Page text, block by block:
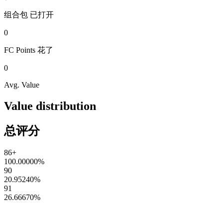
组合包 已打开
0
FC Points 花了
0
Avg. Value
Value distribution
总评分
86+
100.00000%
90
20.95240%
91
26.66670%